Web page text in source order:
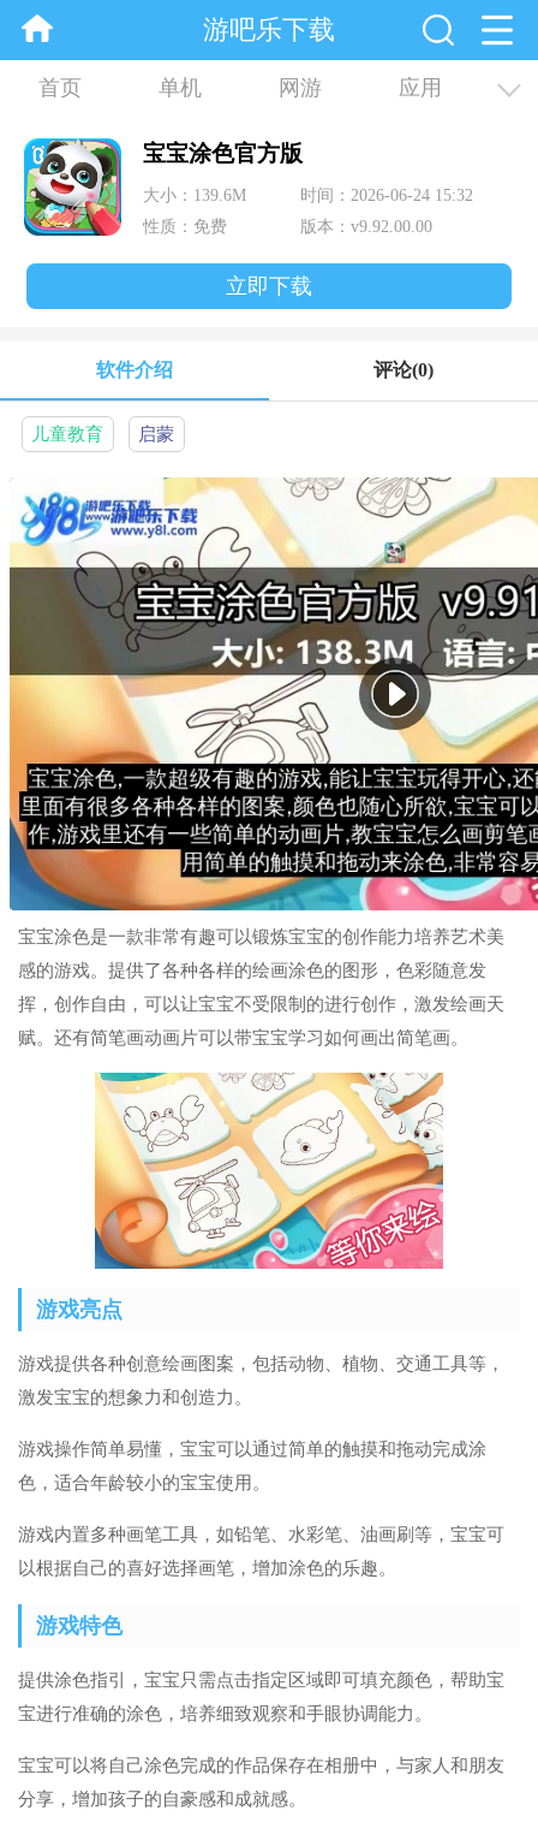
游吧乐下载
首页 单机 网游 应用
资讯 合集
宝宝涂色官方版
大小：139.6M
时间：2026-06-24 15:32
性质：免费
版本：v9.92.00.00
立即下载
软件介绍 评论(0)
儿童教育 启蒙
宝宝涂色是一款非常有趣可以锻炼宝宝的创作能力培养艺术美
感的游戏。提供了各种各样的绘画涂色的图形，色彩随意发
挥，创作自由，可以让宝宝不受限制的进行创作，激发绘画天
赋。还有简笔画动画片可以带宝宝学习如何画出简笔画。
游戏亮点
游戏提供各种创意绘画图案，包括动物、植物、交通工具等，
激发宝宝的想象力和创造力。
游戏操作简单易懂，宝宝可以通过简单的触摸和拖动完成涂
色，适合年龄较小的宝宝使用。
游戏内置多种画笔工具，如铅笔、水彩笔、油画刷等，宝宝可
以根据自己的喜好选择画笔，增加涂色的乐趣。
游戏特色
提供涂色指引，宝宝只需点击指定区域即可填充颜色，帮助宝
宝进行准确的涂色，培养细致观察和手眼协调能力。
宝宝可以将自己涂色完成的作品保存在相册中，与家人和朋友
分享，增加孩子的自豪感和成就感。